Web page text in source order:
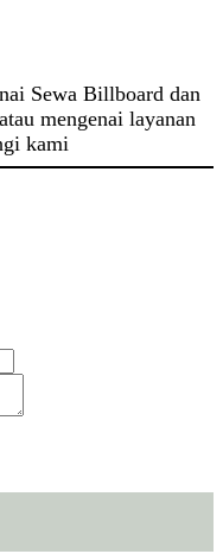
Sewa Billboard dan
mengenai layanan
kami